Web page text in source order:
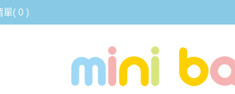
單( 0 )